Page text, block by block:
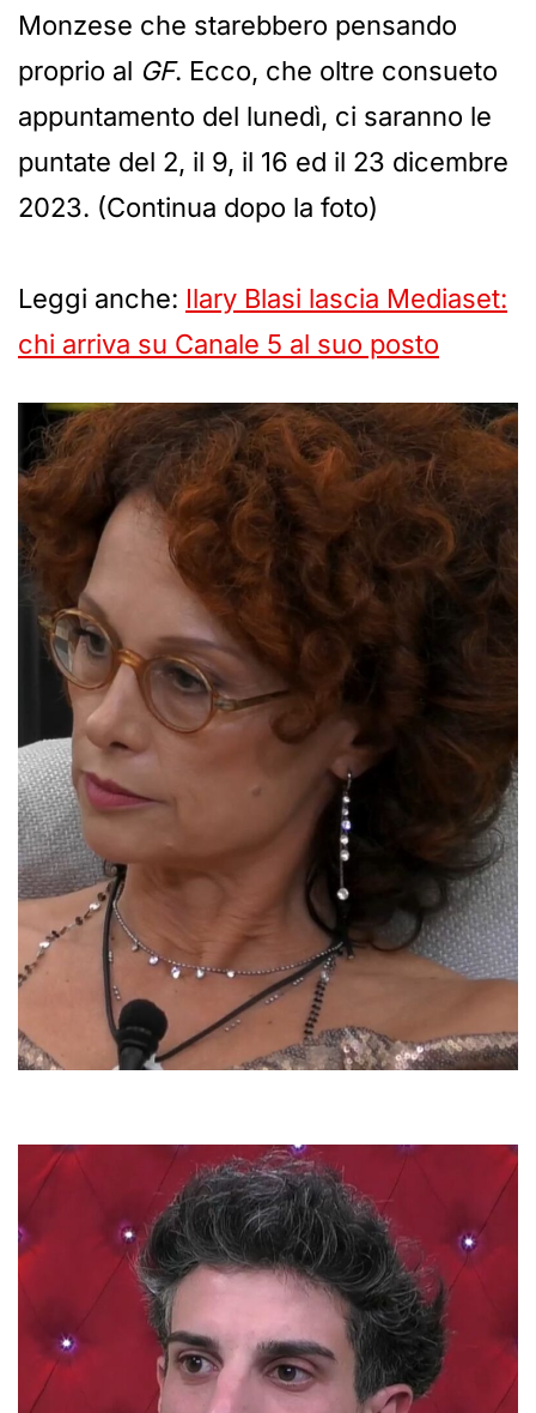
Monzese che starebbero pensando
proprio al GF. Ecco, che oltre consueto
appuntamento del lunedì, ci saranno le
puntate del 2, il 9, il 16 ed il 23 dicembre
2023. (Continua dopo la foto)
Leggi anche: Ilary Blasi lascia Mediaset:
chi arriva su Canale 5 al suo posto